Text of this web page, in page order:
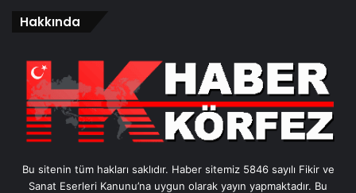
Hakkında
Bu sitenin tüm hakları saklıdır. Haber sitemiz 5846 sayılı Fikir ve
Sanat Eserleri Kanunu’na uygun olarak yayın yapmaktadır. Bu